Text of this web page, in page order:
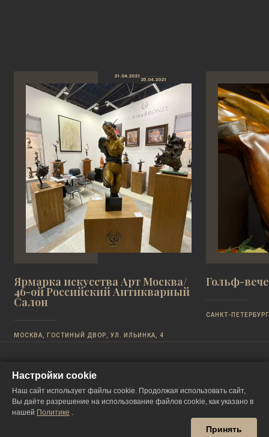
21.04.2021
25.04.2021
Ярмарка искусства Арт Москва/
46-ой Российский Антикварный
Салон
МОСКВА, ГОСТИНЫЙ ДВОР, УЛ. ИЛЬИНКА, 4
Гольф-
САНКТ-ПЕТЕРБУРГ
ВКонтакте
Настройки cookie
Наш сайт использует файлы cookie. Продолжая использовать сайт,
Вы даёте разрешение на использование файлов cookie, как указано в
нашей Политике .
Принять